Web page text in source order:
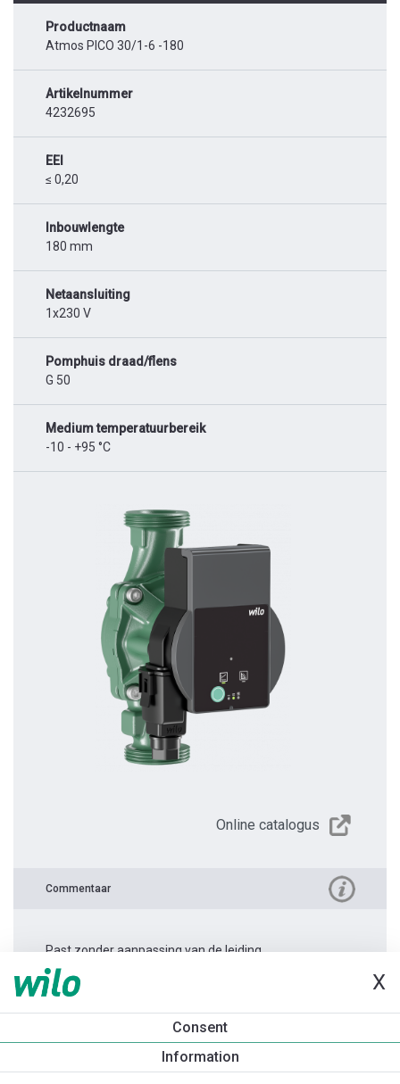
X
Consent
Information
Productnaam
Atmos PICO 30/1-6 -180
Artikelnummer
4232695
EEI
≤ 0,20
Inbouwlengte
180 mm
Netaansluiting
1x230 V
Pomphuis draad/flens
G 50
Medium temperatuurbereik
-10 - +95 °C
Online catalogus
Commentaar
Past zonder aanpassing van de leiding.
Productinformatie